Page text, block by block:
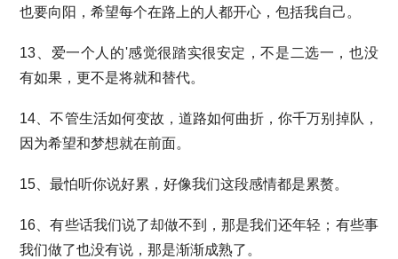
也要向阳，希望每个在路上的人都开心，包括我自己。
13、爱一个人的'感觉很踏实很安定，不是二选一，也没
有如果，更不是将就和替代。
14、不管生活如何变故，道路如何曲折，你千万别掉队，
因为希望和梦想就在前面。
15、最怕听你说好累，好像我们这段感情都是累赘。
16、有些话我们说了却做不到，那是我们还年轻；有些事
我们做了也没有说，那是渐渐成熟了。